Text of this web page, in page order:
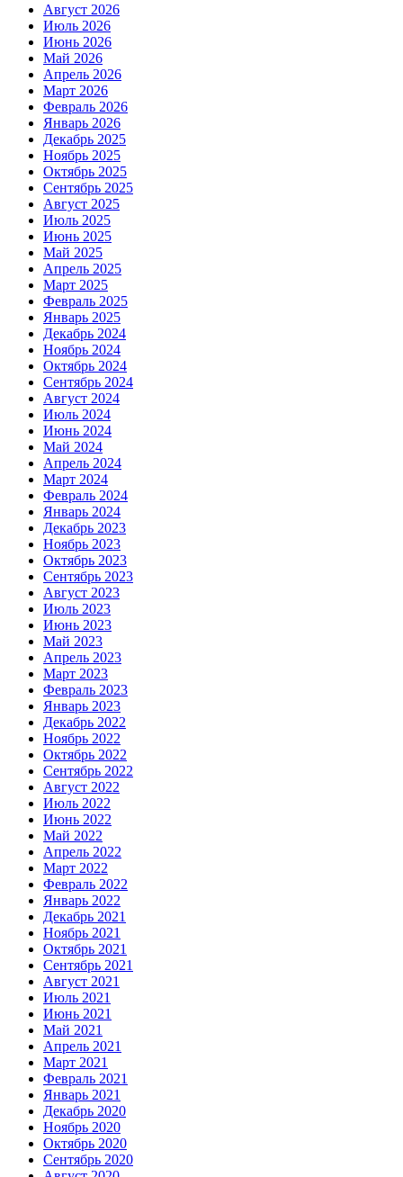
Август 2026
Июль 2026
Июнь 2026
Май 2026
Апрель 2026
Март 2026
Февраль 2026
Январь 2026
Декабрь 2025
Ноябрь 2025
Октябрь 2025
Сентябрь 2025
Август 2025
Июль 2025
Июнь 2025
Май 2025
Апрель 2025
Март 2025
Февраль 2025
Январь 2025
Декабрь 2024
Ноябрь 2024
Октябрь 2024
Сентябрь 2024
Август 2024
Июль 2024
Июнь 2024
Май 2024
Апрель 2024
Март 2024
Февраль 2024
Январь 2024
Декабрь 2023
Ноябрь 2023
Октябрь 2023
Сентябрь 2023
Август 2023
Июль 2023
Июнь 2023
Май 2023
Апрель 2023
Март 2023
Февраль 2023
Январь 2023
Декабрь 2022
Ноябрь 2022
Октябрь 2022
Сентябрь 2022
Август 2022
Июль 2022
Июнь 2022
Май 2022
Апрель 2022
Март 2022
Февраль 2022
Январь 2022
Декабрь 2021
Ноябрь 2021
Октябрь 2021
Сентябрь 2021
Август 2021
Июль 2021
Июнь 2021
Май 2021
Апрель 2021
Март 2021
Февраль 2021
Январь 2021
Декабрь 2020
Ноябрь 2020
Октябрь 2020
Сентябрь 2020